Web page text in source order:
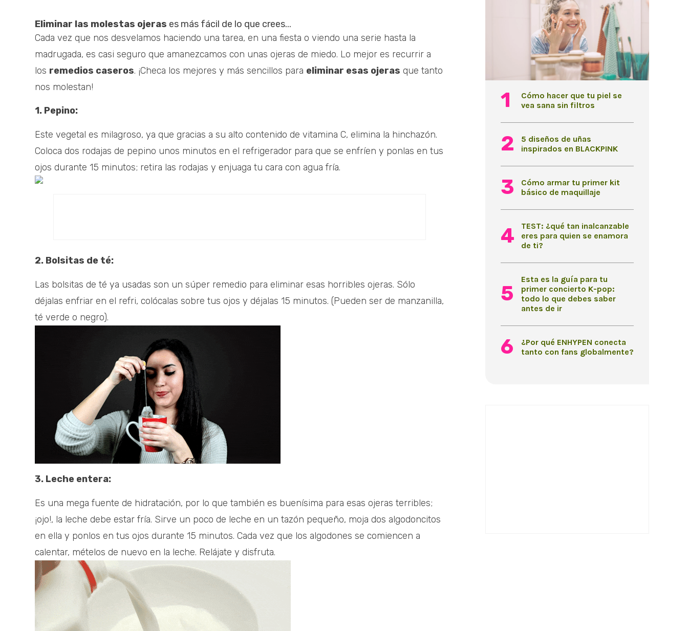
Eliminar las molestas ojeras es más fácil de lo que crees...
Cada vez que nos desvelamos haciendo una tarea, en una fiesta o viendo una serie hasta la
madrugada, es casi seguro que amanezcamos con unas ojeras de miedo. Lo mejor es recurrir a
los remedios caseros. ¡Checa los mejores y más sencillos para eliminar esas ojeras que tanto
nos molestan!
1. Pepino:
Este vegetal es milagroso, ya que gracias a su alto contenido de vitamina C, elimina la hinchazón.
Coloca dos rodajas de pepino unos minutos en el refrigerador para que se enfríen y ponlas en tus
ojos durante 15 minutos; retira las rodajas y enjuaga tu cara con agua fría.
2. Bolsitas de té:
Las bolsitas de té ya usadas son un súper remedio para eliminar esas horribles ojeras. Sólo
déjalas enfriar en el refri, colócalas sobre tus ojos y déjalas 15 minutos. (Pueden ser de manzanilla,
té verde o negro).
3. Leche entera:
Es una mega fuente de hidratación, por lo que también es buenísima para esas ojeras terribles;
¡ojo!, la leche debe estar fría. Sirve un poco de leche en un tazón pequeño, moja dos algodoncitos
en ella y ponlos en tus ojos durante 15 minutos. Cada vez que los algodones se comiencen a
calentar, mételos de nuevo en la leche. Relájate y disfruta.
Cómo hacer que tu piel se
vea sana sin filtros
5 diseños de uñas
inspirados en BLACKPINK
Cómo armar tu primer kit
básico de maquillaje
TEST: ¿qué tan inalcanzable
eres para quien se enamora
de ti?
Esta es la guía para tu
primer concierto K-pop:
todo lo que debes saber
antes de ir
¿Por qué ENHYPEN conecta
tanto con fans globalmente?